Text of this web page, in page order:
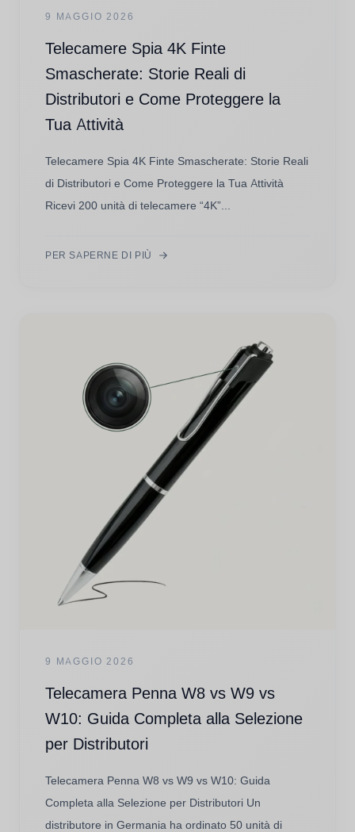
9 MAGGIO 2026
Telecamere Spia 4K Finte
Smascherate: Storie Reali di
Distributori e Come Proteggere la
Tua Attività
Telecamere Spia 4K Finte Smascherate: Storie Reali
di Distributori e Come Proteggere la Tua Attività
Ricevi 200 unità di telecamere “4K”...
PER SAPERNE DI PIÙ
9 MAGGIO 2026
Telecamera Penna W8 vs W9 vs
W10: Guida Completa alla Selezione
per Distributori
Telecamera Penna W8 vs W9 vs W10: Guida
Completa alla Selezione per Distributori Un
distributore in Germania ha ordinato 50 unità di